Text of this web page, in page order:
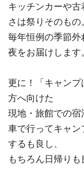
キッチンカーや
さは祭りそのもの。
毎年恒例の季節
夜をお届けします。
更に！「キャン
方へ向けた
現地・旅館での宿
車で行ってキャ
するも良し、
もちろん日帰りも